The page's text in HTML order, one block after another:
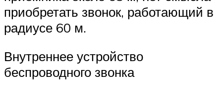
приобретать звонок, работающий в
радиусе 60 м.
Внутреннее устройство
беспроводного звонка